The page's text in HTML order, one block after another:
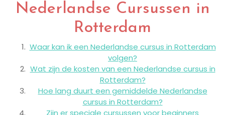
Nederlandse Cursussen in
Rotterdam
Waar kan ik een Nederlandse cursus in Rotterdam
volgen?
Wat zijn de kosten van een Nederlandse cursus in
Rotterdam?
Hoe lang duurt een gemiddelde Nederlandse
cursus in Rotterdam?
Zijn er speciale cursussen voor beginners